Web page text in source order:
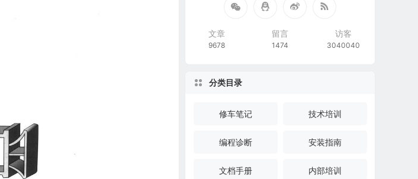
文章
9678
留言
1474
访客
3040040
分类目录
修车笔记 技术培训
编程诊断 安装指南
文档手册 内部培训